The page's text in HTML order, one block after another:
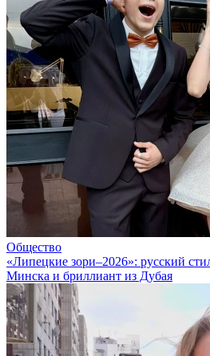
Общество
«Липецкие зори–2026»: русский
Минска и бриллиант из Дубая